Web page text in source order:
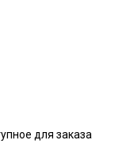
для заказа